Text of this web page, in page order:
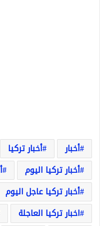
أخبار أخبار تركيا
أخبار تركيا اليوم
أخبار تركيا عاجل اليوم
اخبار تركيا العاجلة